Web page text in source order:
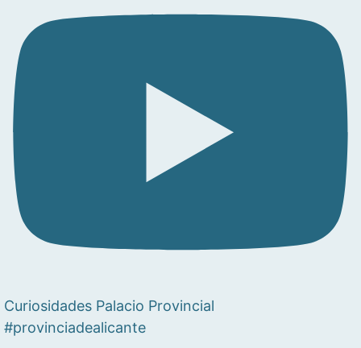
Curiosidades Palacio Provincial
#provinciadealicante